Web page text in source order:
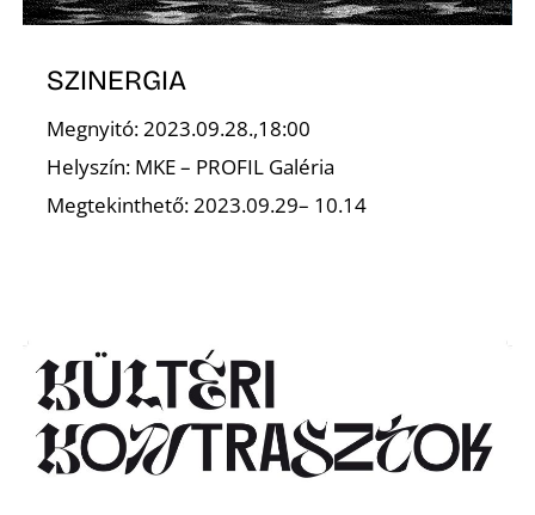
SZINERGIA
Megnyitó: 2023.09.28.,18:00
Helyszín: MKE – PROFIL Galéria
Megtekinthető: 2023.09.29– 10.14